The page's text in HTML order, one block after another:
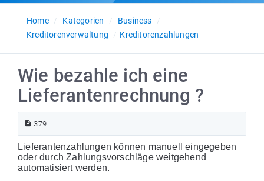
Deutsch
Home
Kategorien
Business
Kreditorenverwaltung
Kreditorenzahlungen
Wie bezahle ich eine
Lieferantenrechnung ?
379
Lieferantenzahlungen können manuell eingegeben
oder durch Zahlungsvorschläge weitgehend
automatisiert werden.